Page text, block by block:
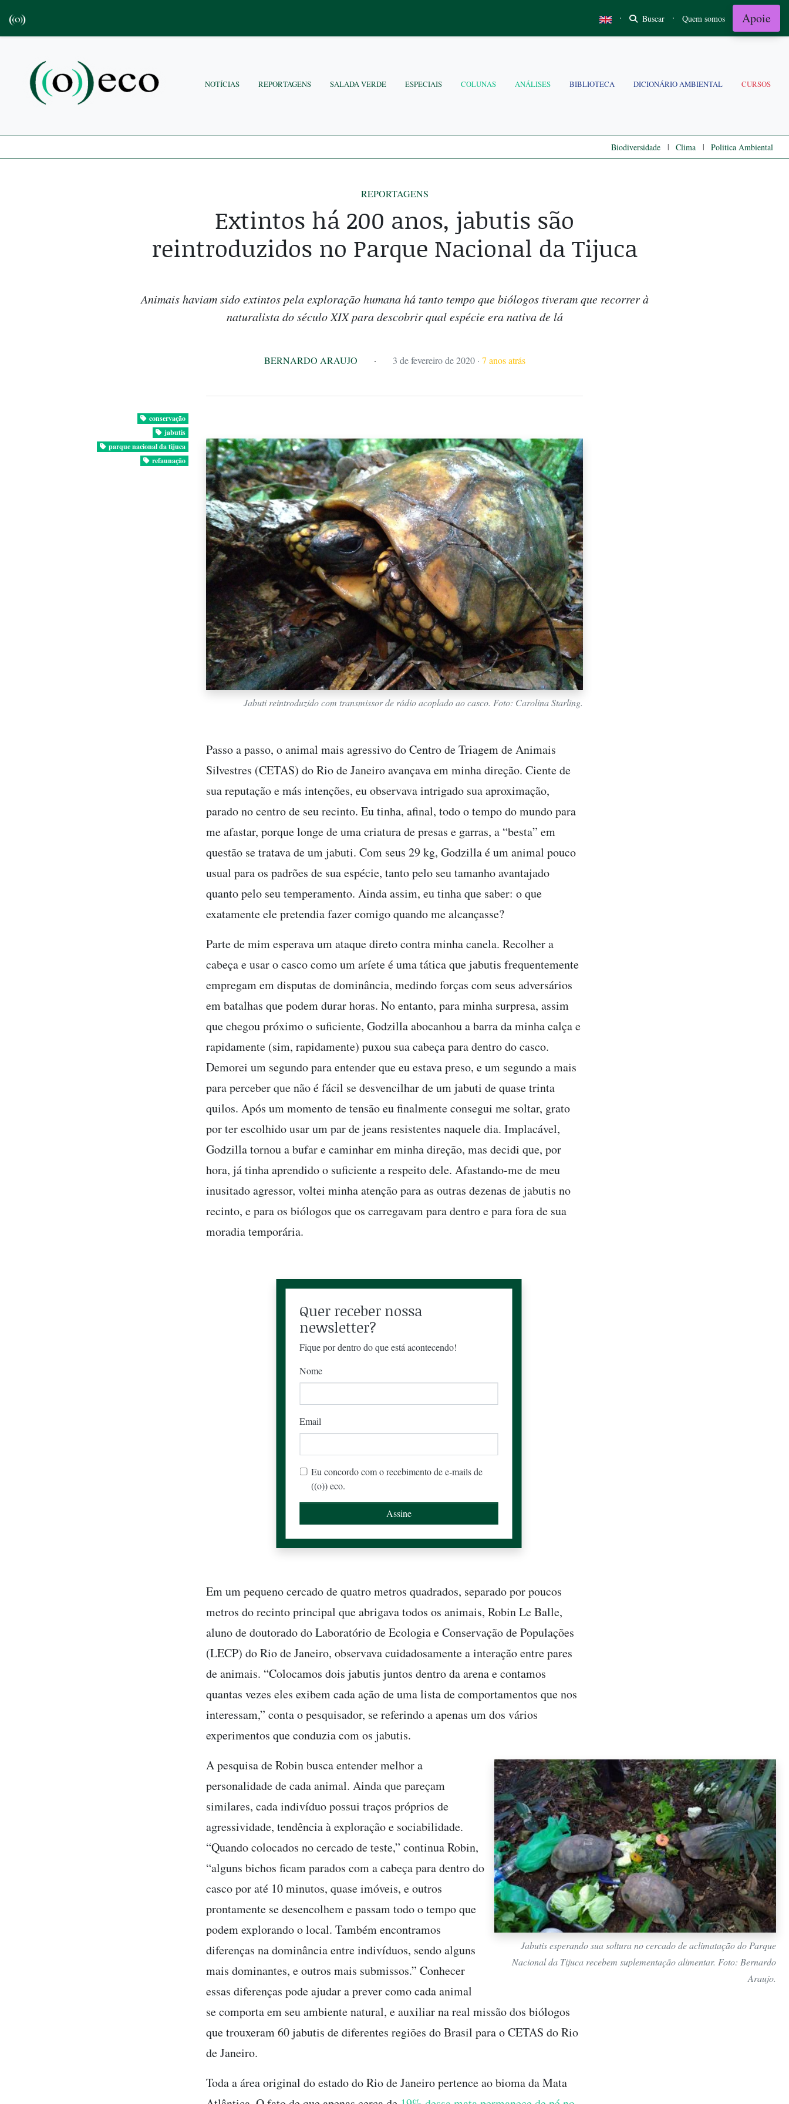
· Buscar · Quem somos Apoie
NOTÍCIAS REPORTAGENS SALADA VERDE ESPECIAIS COLUNAS ANÁLISES BIBLIOTECA DICIONÁRIO AMBIENTAL CURSOS
Biodiversidade | Clima | Politica Ambiental
REPORTAGENS
Extintos há 200 anos, jabutis são
reintroduzidos no Parque Nacional da Tijuca
Animais haviam sido extintos pela exploração humana há tanto tempo que biólogos tiveram que recorrer à
naturalista do século XIX para descobrir qual espécie era nativa de lá
BERNARDO ARAUJO · 3 de fevereiro de 2020 · 7 anos atrás
conservação
jabutis
parque nacional da tijuca
refaunação
Jabuti reintroduzido com transmissor de rádio acoplado ao casco. Foto: Carolina Starling.
Passo a passo, o animal mais agressivo do Centro de Triagem de Animais
Silvestres (CETAS) do Rio de Janeiro avançava em minha direção. Ciente de
sua reputação e más intenções, eu observava intrigado sua aproximação,
parado no centro de seu recinto. Eu tinha, afinal, todo o tempo do mundo para
me afastar, porque longe de uma criatura de presas e garras, a “besta” em
questão se tratava de um jabuti. Com seus 29 kg, Godzilla é um animal pouco
usual para os padrões de sua espécie, tanto pelo seu tamanho avantajado
quanto pelo seu temperamento. Ainda assim, eu tinha que saber: o que
exatamente ele pretendia fazer comigo quando me alcançasse?
Parte de mim esperava um ataque direto contra minha canela. Recolher a
cabeça e usar o casco como um aríete é uma tática que jabutis frequentemente
empregam em disputas de dominância, medindo forças com seus adversários
em batalhas que podem durar horas. No entanto, para minha surpresa, assim
que chegou próximo o suficiente, Godzilla abocanhou a barra da minha calça e
rapidamente (sim, rapidamente) puxou sua cabeça para dentro do casco.
Demorei um segundo para entender que eu estava preso, e um segundo a mais
para perceber que não é fácil se desvencilhar de um jabuti de quase trinta
quilos. Após um momento de tensão eu finalmente consegui me soltar, grato
por ter escolhido usar um par de jeans resistentes naquele dia. Implacável,
Godzilla tornou a bufar e caminhar em minha direção, mas decidi que, por
hora, já tinha aprendido o suficiente a respeito dele. Afastando-me de meu
inusitado agressor, voltei minha atenção para as outras dezenas de jabutis no
recinto, e para os biólogos que os carregavam para dentro e para fora de sua
moradia temporária.
Quer receber nossa
newsletter?
Fique por dentro do que está acontecendo!
Nome
Email
Eu concordo com o recebimento de e-mails de
((o)) eco.
Em um pequeno cercado de quatro metros quadrados, separado por poucos
metros do recinto principal que abrigava todos os animais, Robin Le Balle,
aluno de doutorado do Laboratório de Ecologia e Conservação de Populações
(LECP) do Rio de Janeiro, observava cuidadosamente a interação entre pares
de animais. “Colocamos dois jabutis juntos dentro da arena e contamos
quantas vezes eles exibem cada ação de uma lista de comportamentos que nos
interessam,” conta o pesquisador, se referindo a apenas um dos vários
experimentos que conduzia com os jabutis.
Jabutis esperando sua soltura no cercado de aclimatação do Parque
Nacional da Tijuca recebem suplementação alimentar. Foto: Bernardo
Araujo.
A pesquisa de Robin busca entender melhor a
personalidade de cada animal. Ainda que pareçam
similares, cada indivíduo possui traços próprios de
agressividade, tendência à exploração e sociabilidade.
“Quando colocados no cercado de teste,” continua Robin,
“alguns bichos ficam parados com a cabeça para dentro do
casco por até 10 minutos, quase imóveis, e outros
prontamente se desencolhem e passam todo o tempo que
podem explorando o local. Também encontramos
diferenças na dominância entre indivíduos, sendo alguns
mais dominantes, e outros mais submissos.” Conhecer
essas diferenças pode ajudar a prever como cada animal
se comporta em seu ambiente natural, e auxiliar na real missão dos biólogos
que trouxeram 60 jabutis de diferentes regiões do Brasil para o CETAS do Rio
de Janeiro.
Toda a área original do estado do Rio de Janeiro pertence ao bioma da Mata